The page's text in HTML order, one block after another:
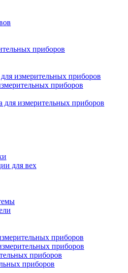
приборов
измерительных приборов
приборов
для измерительных приборов
для вех
приборов
приборов
приборов
приборов